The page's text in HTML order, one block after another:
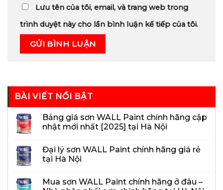
Lưu tên của tôi, email, và trang web trong
trình duyệt này cho lần bình luận kế tiếp của tôi.
BÀI VIẾT NỔI BẬT
Bảng giá sơn WALL Paint chính hãng cập
nhật mới nhất [2025] tại Hà Nội
Đại lý sơn WALL Paint chính hãng giá rẻ
tại Hà Nội
Mua sơn WALL Paint chính hãng ở đâu –